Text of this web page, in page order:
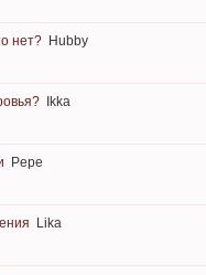
нет? Hubby
Ikka
Pepe
Lika